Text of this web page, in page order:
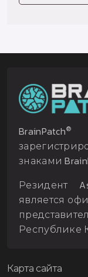
BrainPatch®
знаками
Резидент
является
Республике
Карта сайта